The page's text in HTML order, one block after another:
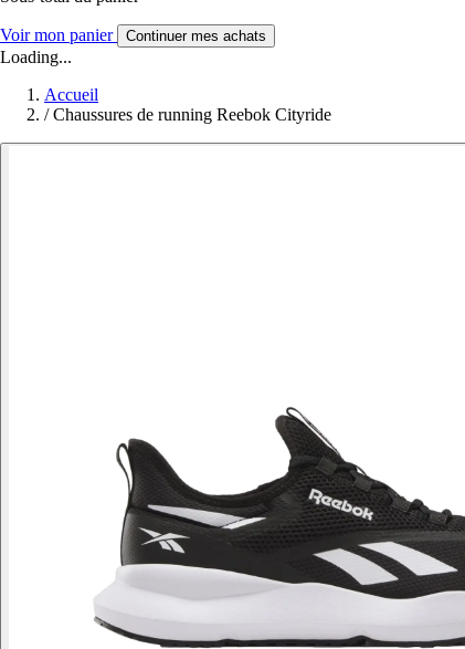
Voir mon panier Continuer mes achats
Loading...
Accueil
/ Chaussures de running Reebok Cityride